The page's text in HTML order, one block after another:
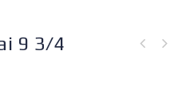
9 3/4